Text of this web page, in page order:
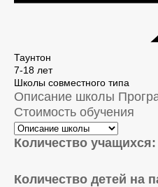
Таунтон
7-18 лет
Школы совместного типа
Описание школы
Стоимость обучения
Количество учащихся:
Количество детей на